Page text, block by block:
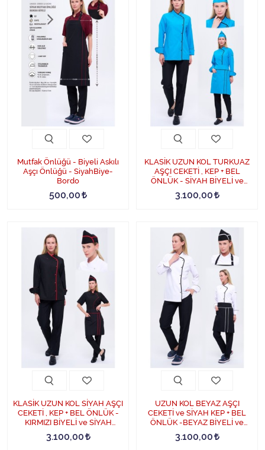
Mutfak Önlüğü - Biyeli Askılı
Aşçı Önlüğü - SiyahBiye-
Bordo
500,00
KLASİK UZUN KOL TURKUAZ
AŞÇI CEKETİ , KEP + BEL
ÖNLÜK - SİYAH BİYELİ ve
SİYAH PANTOLON DÖRTLÜ
SET - SiyahBiye-Turkuaz
3.100,00
KLASİK UZUN KOL SİYAH AŞÇI
CEKETİ , KEP + BEL ÖNLÜK -
KIRMIZI BİYELİ ve SİYAH
PANTOLON DÖRTLÜ SET -
KırmızıBiye-Siyah
3.100,00
UZUN KOL BEYAZ AŞÇI
CEKETİ ve SİYAH KEP + BEL
ÖNLÜK -BEYAZ BİYELİ ve
SİYAH PANTOLON DÖRTLÜ
SET - Beyaz
3.100,00